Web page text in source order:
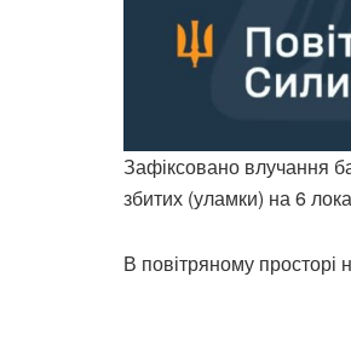
Зафіксовано влучання
збитих (уламки) на 6
В повітряному